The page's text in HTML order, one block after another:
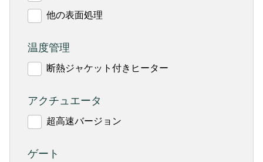
他の表面処理
温度管理
断熱ジャケット付きヒーター
アクチュエータ
超高速バージョン
ゲート